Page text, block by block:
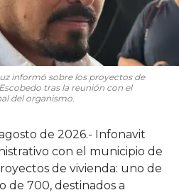
informó sobre los proyectos de
tras la reunión con el
del organismo.
de 2026.- Infonavit
con el municipio de
de vivienda: uno de
de 700, destinados a